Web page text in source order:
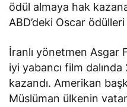
ödül almaya hak
ABD’deki Oscar
İranlı yönetmen Asgar
iyi yabancı film
kazandı. Amerikan
Müslüman ülkenin